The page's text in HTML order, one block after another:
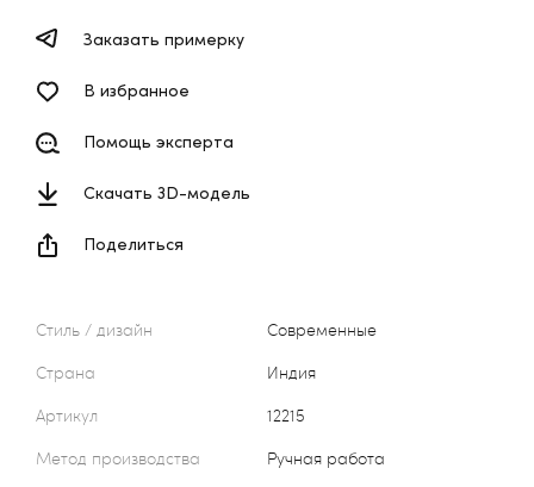
Стиль / дизайн
Современные
Страна
Индия
Артикул
12215
Метод производства
Ручная работа
Заказать примерку
В избранное
Помощь эксперта
Скачать 3D-модель
Поделиться